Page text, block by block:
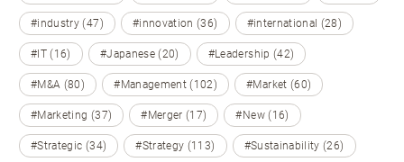
#industry (47) #innovation (36) #international (28)
#IT (16) #Japanese (20) #Leadership (42)
#M&A (80) #Management (102) #Market (60)
#Marketing (37) #Merger (17) #New (16)
#Strategic (34) #Strategy (113) #Sustainability (26)